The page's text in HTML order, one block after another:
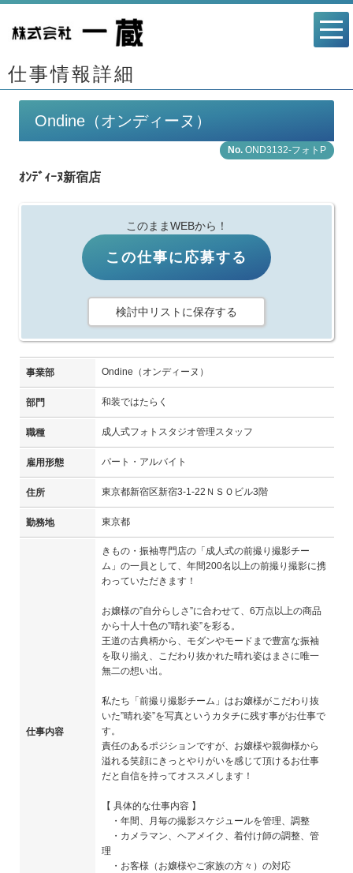
仕事情報詳細
Ondine（オンディーヌ）
OND3132-フォトP
ｵﾝﾃﾞｨｰﾇ新宿店
このままWEBから！
この仕事に応募する
検討中リストに保存する
事業部 Ondine（オンディーヌ）
部門 和装ではたらく
職種 成人式フォトスタジオ管理スタッフ
雇用形態 パート・アルバイト
住所 東京都新宿区新宿3-1-22ＮＳＯビル3階
勤務地 東京都
仕事内容
きもの・振袖専門店の「成人式の前撮り撮影チー
ム」の一員として、年間200名以上の前撮り撮影に携
わっていただきます！
お嬢様の”自分らしさ”に合わせて、6万点以上の商品
から十人十色の”晴れ姿”を彩る。
王道の古典柄から、モダンやモードまで豊富な振袖
を取り揃え、こだわり抜かれた晴れ姿はまさに唯一
無二の想い出。
私たち「前撮り撮影チーム」はお嬢様がこだわり抜
いた”晴れ姿”を写真というカタチに残す事がお仕事で
す。
責任のあるポジションですが、お嬢様や親御様から
溢れる笑顔にきっとやりがいを感じて頂けるお仕事
だと自信を持ってオススメします！
【 具体的な仕事内容 】
・年間、月毎の撮影スケジュールを管理、調整
・カメラマン、ヘアメイク、着付け師の調整、管
理
・お客様（お嬢様やご家族の方々）の対応